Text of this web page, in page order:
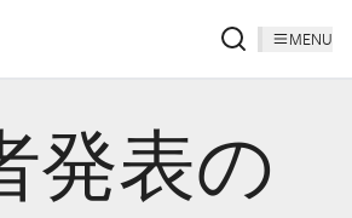
MENU
発表の